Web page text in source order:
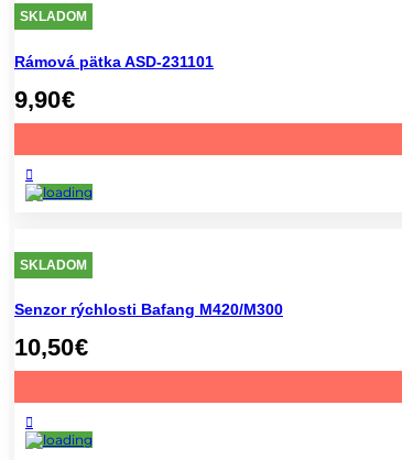
SKLADOM
Rámová pätka ASD-231101
9,90€
SKLADOM
Senzor rýchlosti Bafang M420/M300
10,50€